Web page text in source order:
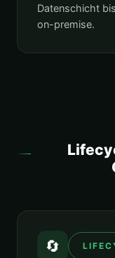
Datenschicht
on-premise.
🔄